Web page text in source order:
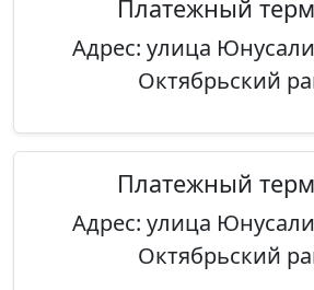
Платежный
Адрес: улица
Октябрьский
Платежный
Адрес: улица
Октябрьский